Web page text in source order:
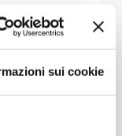
sui cookie